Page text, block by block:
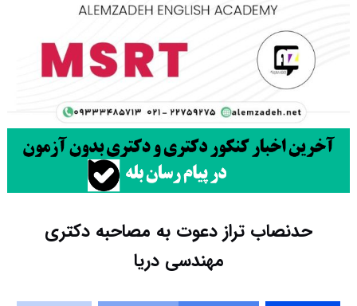
حدنصاب تراز دعوت به مصاحبه دکتری
مهندسی دریا